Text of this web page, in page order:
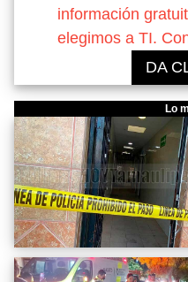
información
elegimos a TI.
DA
Lo